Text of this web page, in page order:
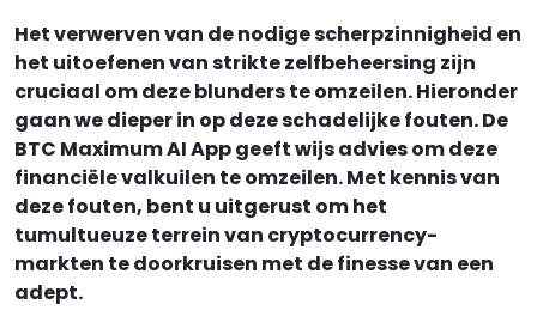
Het verwerven van de nodige scherpzinnigheid en
het uitoefenen van strikte zelfbeheersing zijn
cruciaal om deze blunders te omzeilen. Hieronder
gaan we dieper in op deze schadelijke fouten. De
BTC Maximum AI App geeft wijs advies om deze
financiële valkuilen te omzeilen. Met kennis van
deze fouten, bent u uitgerust om het
tumultueuze terrein van cryptocurrency-
markten te doorkruisen met de finesse van een
adept.